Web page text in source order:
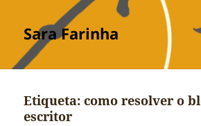
Sara Farinha
Etiqueta:como resolver o
escritor